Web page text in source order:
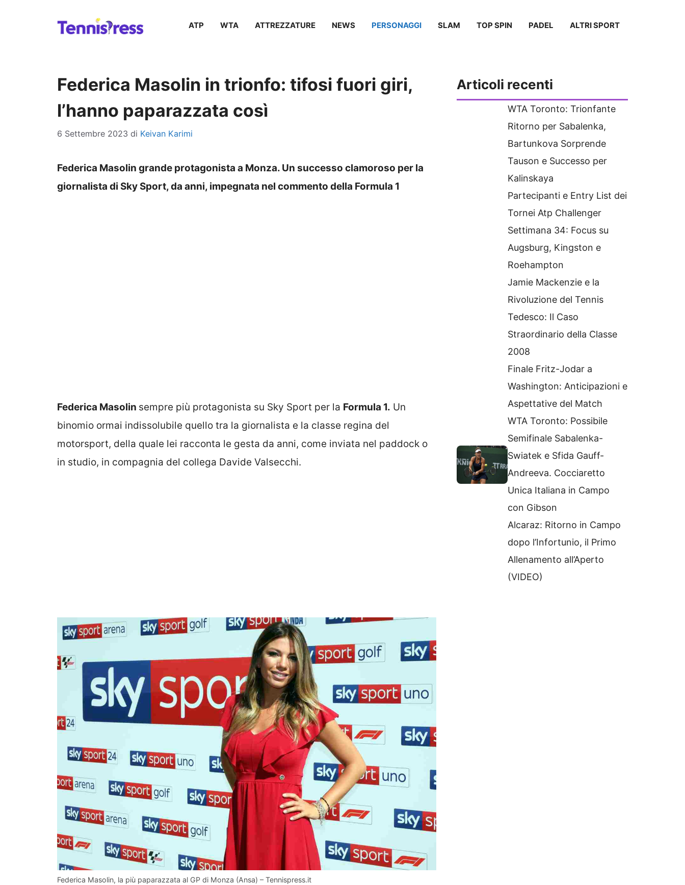
ATP WTA ATTREZZATURE NEWS PERSONAGGI SLAM TOP SPIN PADEL ALTRI SPORT
Federica Masolin in trionfo: tifosi fuori giri,
l’hanno paparazzata così
6 Settembre 2023 di Keivan Karimi
Federica Masolin grande protagonista a Monza. Un successo clamoroso per la
giornalista di Sky Sport, da anni, impegnata nel commento della Formula 1
Federica Masolin sempre più protagonista su Sky Sport per la Formula 1. Un
binomio ormai indissolubile quello tra la giornalista e la classe regina del
motorsport, della quale lei racconta le gesta da anni, come inviata nel paddock o
in studio, in compagnia del collega Davide Valsecchi.
Federica Masolin, la più paparazzata al GP di Monza (Ansa) – Tennispress.it
Articoli recenti
WTA Toronto: Trionfante
Ritorno per Sabalenka,
Bartunkova Sorprende
Tauson e Successo per
Kalinskaya
Partecipanti e Entry List dei
Tornei Atp Challenger
Settimana 34: Focus su
Augsburg, Kingston e
Roehampton
Jamie Mackenzie e la
Rivoluzione del Tennis
Tedesco: Il Caso
Straordinario della Classe
2008
Finale Fritz-Jodar a
Washington: Anticipazioni e
Aspettative del Match
WTA Toronto: Possibile
Semifinale Sabalenka-
Swiatek e Sfida Gauff-
Andreeva. Cocciaretto
Unica Italiana in Campo
con Gibson
Alcaraz: Ritorno in Campo
dopo l’Infortunio, il Primo
Allenamento all’Aperto
(VIDEO)